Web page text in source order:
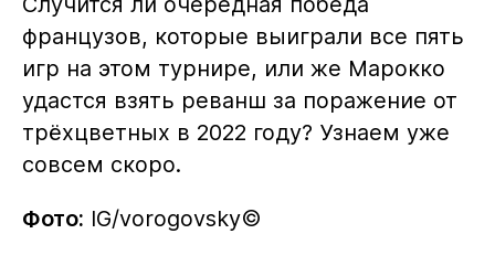
французов, которые выиграли все пять
игр на этом турнире, или же Марокко
удастся взять реванш за поражение от
трёхцветных в 2022 году? Узнаем уже
совсем скоро.
Фото: IG/vorogovsky©️